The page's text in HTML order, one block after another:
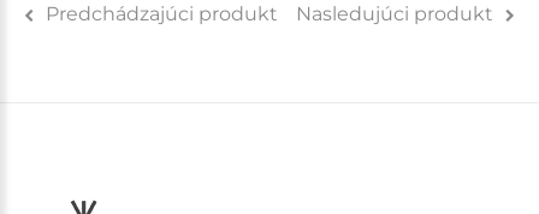
Predchádzajúci produkt Nasledujúci produkt